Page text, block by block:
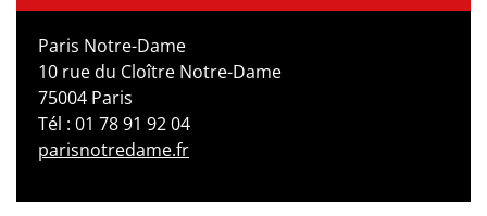
Paris Notre-Dame
10 rue du Cloître Notre-Dame
75004 Paris
Tél : 01 78 91 92 04
parisnotredame.fr